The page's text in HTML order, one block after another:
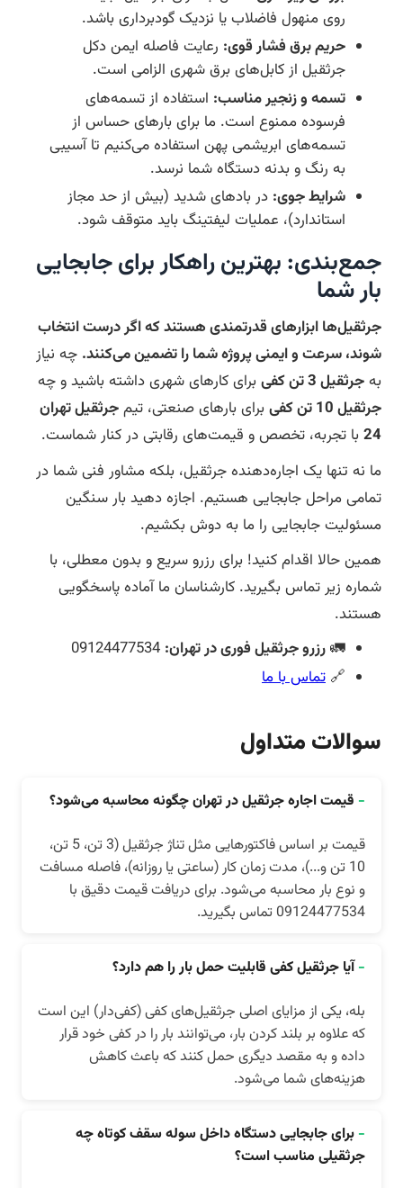
روی منهول فاضلاب یا نزدیک گودبرداری باشد.
حریم برق فشار قوی: رعایت فاصله ایمن دکل
جرثقیل از کابل‌های برق شهری الزامی است.
تسمه و زنجیر مناسب: استفاده از تسمه‌های
فرسوده ممنوع است. ما برای بارهای حساس از
تسمه‌های ابریشمی پهن استفاده می‌کنیم تا آسیبی
به رنگ و بدنه دستگاه شما نرسد.
شرایط جوی: در بادهای شدید (بیش از حد مجاز
استاندارد)، عملیات لیفتینگ باید متوقف شود.
جمع‌بندی: بهترین راهکار برای جابجایی
بار شما
جرثقیل‌ها ابزارهای قدرتمندی هستند که اگر درست انتخاب
شوند، سرعت و ایمنی پروژه شما را تضمین می‌کنند. چه نیاز
بهجرثقیل 3 تن کفی
برای کارهای شهری داشته باشید و چه
جرثقیل 10 تن کفی
برای بارهای صنعتی، تیمجرثقیل تهران
24با تجربه، تخصص و قیمت‌های رقابتی در کنار شماست.
ما نه تنها یک اجاره‌دهنده جرثقیل، بلکه مشاور فنی شما در
تمامی مراحل جابجایی هستیم. اجازه دهید بار سنگین
مسئولیت جابجایی را ما به دوش بکشیم.
همین حالا اقدام کنید! برای رزرو سریع و بدون معطلی، با
شماره زیر تماس بگیرید. کارشناسان ما آماده پاسخگویی
هستند.
🚛رزرو جرثقیل فوری در تهران:
🔗 تماس با ما
سوالات متداول
- قیمت اجاره جرثقیل در تهران چگونه محاسبه می‌شود؟
قیمت بر اساس فاکتورهایی مثل تناژ جرثقیل (3 تن، 5 تن،
10 تن و...)، مدت زمان کار (ساعتی یا روزانه)، فاصله مسافت
و نوع بار محاسبه می‌شود. برای دریافت قیمت دقیق با
09124477534 تماس بگیرید.
-آیا جرثقیل کفی قابلیت حمل بار را هم دارد؟
بله، یکی از مزایای اصلی جرثقیل‌های کفی (کفی‌دار) این است
که علاوه بر بلند کردن بار، می‌توانند بار را در کفی خود قرار
داده و به مقصد دیگری حمل کنند که باعث کاهش
هزینه‌های شما می‌شود.
-برای جابجایی دستگاه داخل سوله سقف کوتاه چه
جرثقیلی مناسب است؟